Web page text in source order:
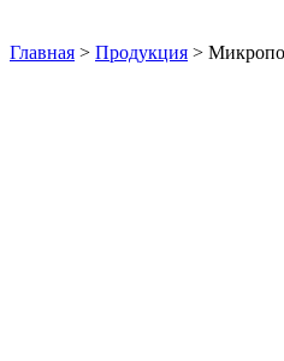
Главная > Продукция >